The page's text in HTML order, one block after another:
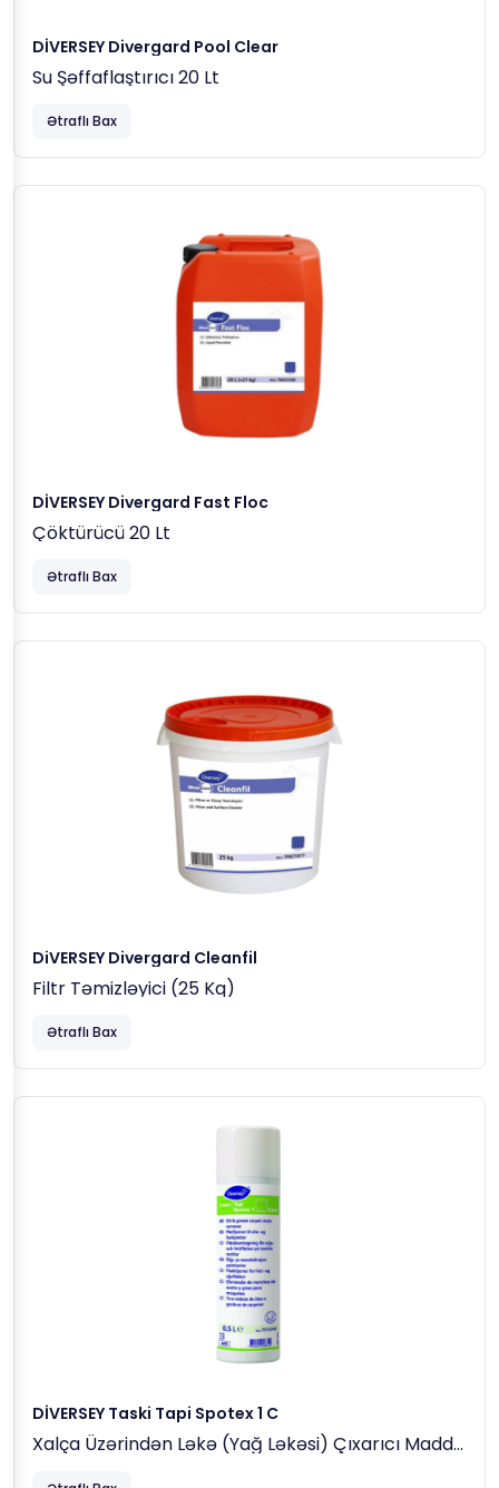
DİVERSEY Divergard Pool Clear
Su Şəffaflaştırıcı 20 Lt
Ətraflı Bax
DİVERSEY Divergard Fast Floc
Çöktürücü 20 Lt
Ətraflı Bax
DiVERSEY Divergard Cleanfil
Filtr Təmizləyici (25 Kq)
Ətraflı Bax
DİVERSEY Taski Tapi Spotex 1 C
Xalça Üzərindən Ləkə (yağ Ləkəsi) Çıxarıcı Maddə